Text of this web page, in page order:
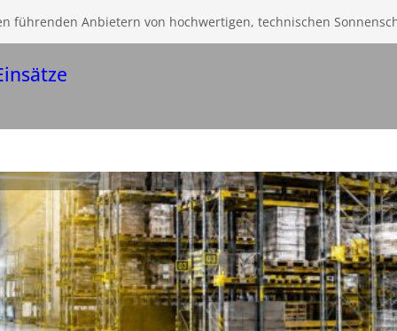
führenden Anbietern von hochwertigen, technischen